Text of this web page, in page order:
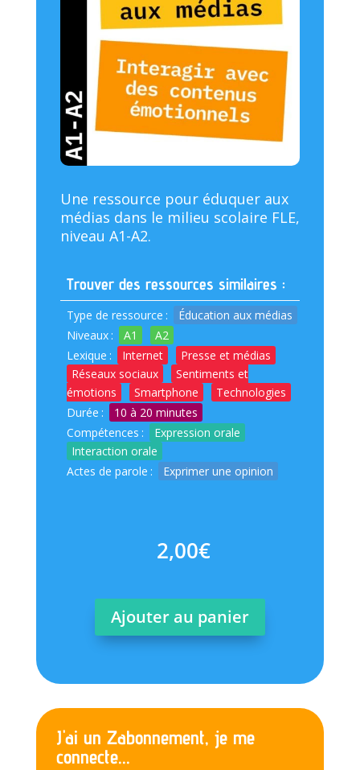
Une ressource pour éduquer aux
médias dans le milieu scolaire FLE,
niveau A1-A2.
Trouver des ressources similaires :
Type de ressource :
Éducation aux médias
Niveaux : A1
A2
Lexique : Internet
Presse et médias
Réseaux sociaux
Sentiments et
émotions
Smartphone
Technologies
Durée :
10 à 20 minutes
Compétences :
Expression orale
Interaction orale
Actes de parole : Exprimer une opinion
2,00€
Ajouter au panier
J'ai un Zabonnement, je me
connecte...